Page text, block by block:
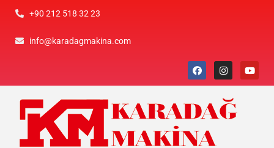
+90 212 518 32 23
info@karadagmakina.com